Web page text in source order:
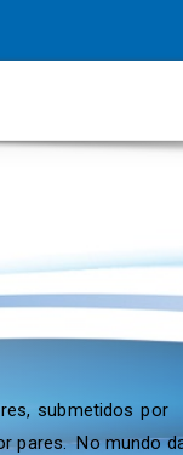
submetidos por
pares. No mundo